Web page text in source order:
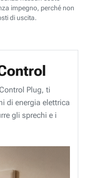
impegno, perché non
di uscita.
Plug, ti
di energia elettrica
gli sprechi e i